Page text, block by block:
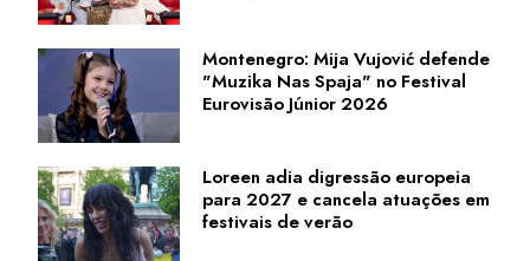
Montenegro: Mija Vujović defende
"Muzika Nas Spaja" no Festival
Eurovisão Júnior 2026
Loreen adia digressão europeia
para 2027 e cancela atuações em
festivais de verão